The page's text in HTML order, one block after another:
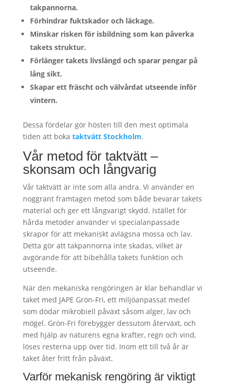
takpannorna.
Förhindrar fuktskador och läckage.
Minskar risken för isbildning som kan påverka
takets struktur.
Förlänger takets livslängd och sparar pengar på
lång sikt.
Skapar ett fräscht och välvårdat utseende inför
vintern.
Dessa fördelar gör hösten till den mest optimala
tiden att boka taktvätt Stockholm.
Vår metod för taktvätt –
skonsam och långvarig
Vår taktvätt är inte som alla andra. Vi använder en
noggrant framtagen metod som både bevarar takets
material och ger ett långvarigt skydd. Istället för
hårda metoder använder vi specialanpassade
skrapor för att mekaniskt avlägsna mossa och lav.
Detta gör att takpannorna inte skadas, vilket är
avgörande för att bibehålla takets funktion och
utseende.
När den mekaniska rengöringen är klar behandlar vi
taket med JAPE Grön-Fri, ett miljöanpassat medel
som dödar mikrobiell påväxt såsom alger, lav och
mögel. Grön-Fri förebygger dessutom återväxt, och
med hjälp av naturens egna krafter, regn och vind,
löses resterna upp över tid. Inom ett till två år är
taket åter fritt från påväxt.
Varför mekanisk rengöring är viktigt